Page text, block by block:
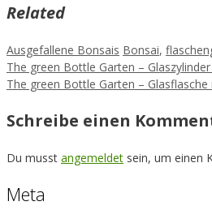
Related
Kategorien
Ausgefallene Bonsais Schlagwörter
Bonsai,
The green Bottle Garten –
The green Bottle Garten –
Schreibe einen
Du musst angemeldet sein, um einen
Meta